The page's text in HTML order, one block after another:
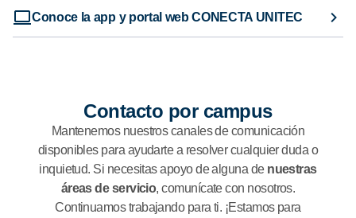
Conoce la app y portal web CONECTA UNITEC
Contacto por campus
Mantenemos nuestros canales de comunicación
disponibles para ayudarte a resolver cualquier duda o
inquietud. Si necesitas apoyo de alguna de nuestras
áreas de servicio, comunícate con nosotros.
Continuamos trabajando para ti. ¡Estamos para